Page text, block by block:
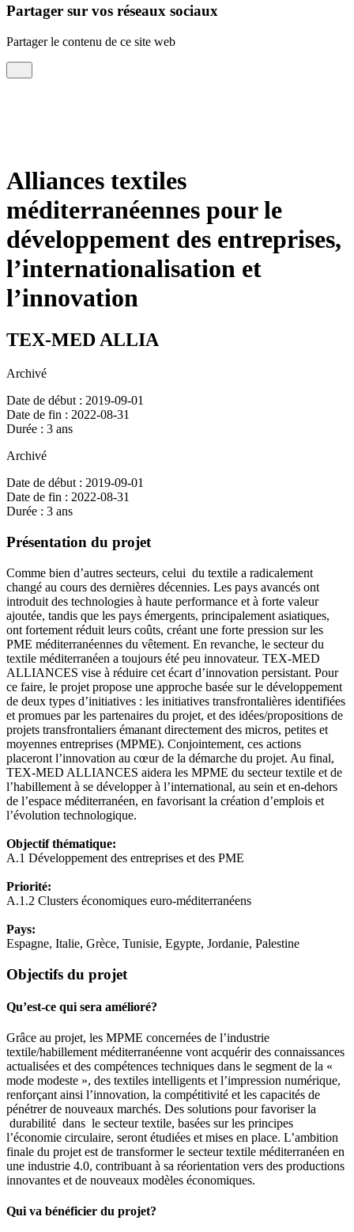
Partager sur vos réseaux sociaux
Partager le contenu de ce site web
Alliances textiles
méditerranéennes pour le
développement des entreprises,
l’internationalisation et
l’innovation
TEX-MED ALLIA
Archivé
Date de début : 2019-09-01
Date de fin : 2022-08-31
Durée : 3 ans
Archivé
Date de début : 2019-09-01
Date de fin : 2022-08-31
Durée : 3 ans
Présentation du projet
Comme bien d’autres secteurs, celui du textile a radicalement
changé au cours des dernières décennies. Les pays avancés ont
introduit des technologies à haute performance et à forte valeur
ajoutée, tandis que les pays émergents, principalement asiatiques,
ont fortement réduit leurs coûts, créant une forte pression sur les
PME méditerranéennes du vêtement. En revanche, le secteur du
textile méditerranéen a toujours été peu innovateur. TEX-MED
ALLIANCES vise à réduire cet écart d’innovation persistant. Pour
ce faire, le projet propose une approche basée sur le développement
de deux types d’initiatives : les initiatives transfrontalières identifiées
et promues par les partenaires du projet, et des idées/propositions de
projets transfrontaliers émanant directement des micros, petites et
moyennes entreprises (MPME). Conjointement, ces actions
placeront l’innovation au cœur de la démarche du projet. Au final,
TEX-MED ALLIANCES aidera les MPME du secteur textile et de
l’habillement à se développer à l’international, au sein et en-dehors
de l’espace méditerranéen, en favorisant la création d’emplois et
l’évolution technologique.
Objectif thématique:
A.1 Développement des entreprises et des PME
Priorité:
A.1.2 Clusters économiques euro-méditerranéens
Pays:
Espagne, Italie, Grèce, Tunisie, Egypte, Jordanie, Palestine
Objectifs du projet
Qu’est-ce qui sera amélioré?
Grâce au projet, les MPME concernées de l’industrie
textile/habillement méditerranéenne vont acquérir des connaissances
actualisées et des compétences techniques dans le segment de la «
mode modeste », des textiles intelligents et l’impression numérique,
renforçant ainsi l’innovation, la compétitivité et les capacités de
pénétrer de nouveaux marchés. Des solutions pour favoriser la
durabilité dans le secteur textile, basées sur les principes
l’économie circulaire, seront étudiées et mises en place. L’ambition
finale du projet est de transformer le secteur textile méditerranéen en
une industrie 4.0, contribuant à sa réorientation vers des productions
innovantes et de nouveaux modèles économiques.
Qui va bénéficier du projet?